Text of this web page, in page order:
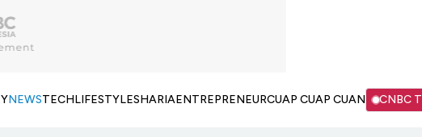
NEWSTECHLIFESTYLESHARIAENTREPRENEURCUAP CUAP CUAN CNBC